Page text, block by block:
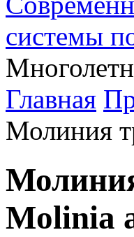
Главная
Молиния
Molinia